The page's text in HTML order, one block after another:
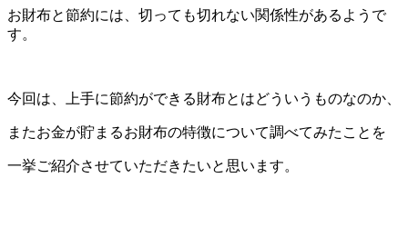
お財布と節約には、切っても切れない関係性があるようで
す。
今回は、上手に節約ができる財布とはどういうものなのか、
またお金が貯まるお財布の特徴について調べてみたことを
一挙ご紹介させていただきたいと思います。